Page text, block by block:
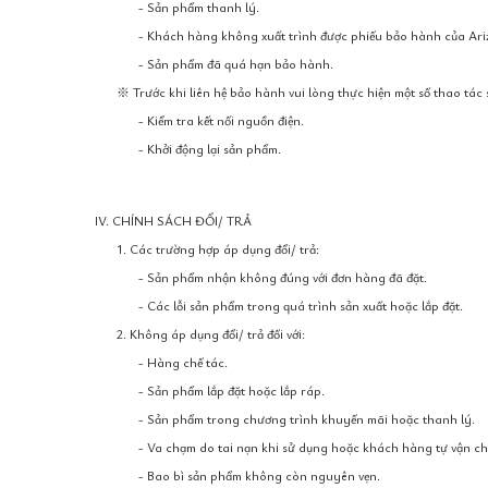
- Sản phẩm thanh lý.
- Khách hàng không xuất trình được phiếu bảo hành của
- Sản phẩm đã quá hạn bảo hành.
※ Trước khi liên hệ bảo hành vui lòng thực hiện một số thao tác
- Kiểm tra kết nối nguồn điện.
- Khởi động lại sản phẩm.
IV. CHÍNH SÁCH ĐỔI/ TRẢ
1. Các trường hợp áp dụng đổi/ trả:
- Sản phẩm nhận không đúng với đơn hàng đã đặt.
- Các lỗi sản phẩm trong quá trình sản xuất hoặc lắp đặt.
2. Không áp dụng đổi/ trả đối với:
- Hàng chế tác.
- Sản phẩm lắp đặt hoặc lắp ráp.
- Sản phẩm trong chương trình khuyến mãi hoặc thanh lý.
- Va chạm do tai nạn khi sử dụng hoặc khách hàng tự vận
- Bao bì sản phẩm không còn nguyên vẹn.